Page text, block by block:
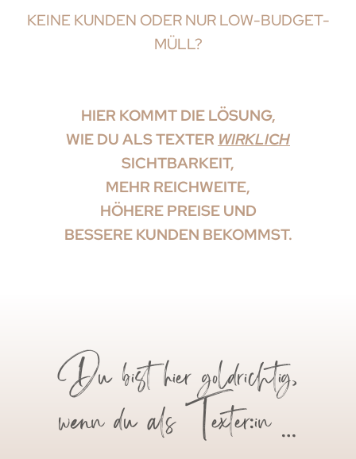
KEINE KUNDEN ODER NUR LOW-BUDGET-
MÜLL?
HIER KOMMT DIE LÖSUNG,
WIE DU ALS TEXTER WIRKLICH
SICHTBARKEIT,
MEHR REICHWEITE,
HÖHERE PREISE UND
BESSERE KUNDEN BEKOMMST.
Du bist hier goldrichtig,
wenn du als Texter:in …